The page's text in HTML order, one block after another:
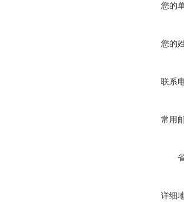
您的
您的
联系
常用
详细